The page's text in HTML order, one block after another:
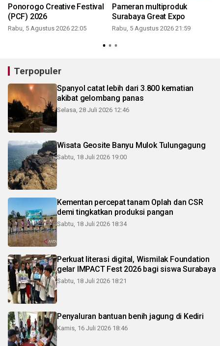
Ponorogo Creative Festival
(PCF) 2026
Rabu, 5 Agustus 2026 22:05
Pameran multiproduk
Surabaya Great Expo
Rabu, 5 Agustus 2026 21:59
Terpopuler
Spanyol catat lebih dari 3.800 kematian
akibat gelombang panas
Selasa, 28 Juli 2026 12:46
Wisata Geosite Banyu Mulok Tulungagung
Sabtu, 18 Juli 2026 19:00
Kementan percepat tanam Oplah dan CSR
demi tingkatkan produksi pangan
Sabtu, 18 Juli 2026 18:34
Perkuat literasi digital, Wismilak Foundation
gelar IMPACT Fest 2026 bagi siswa Surabaya
Sabtu, 18 Juli 2026 18:21
Penyaluran bantuan benih jagung di Kediri
Kamis, 16 Juli 2026 18:46